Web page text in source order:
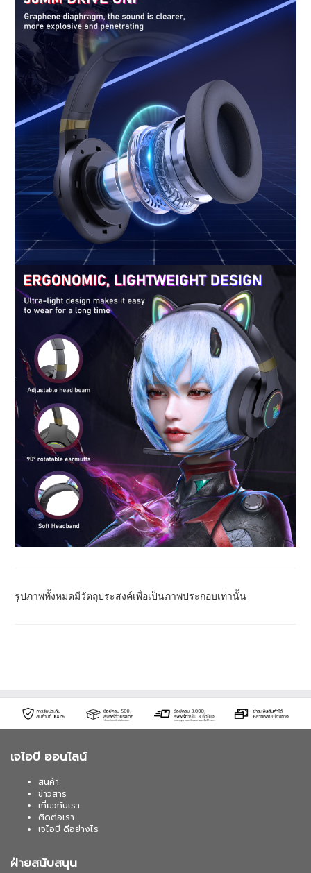
รูปภาพทั้งหมดมีวัตถุประสงค์เพื่อเป็นภาพประกอบเท่านั้น
เจไอบี ออนไลน์
สินค้า
ข่าวสาร
เกี่ยวกับเรา
ติดต่อเรา
เจไอบี ดีอย่างไร
ฝ่ายสนับสนุน